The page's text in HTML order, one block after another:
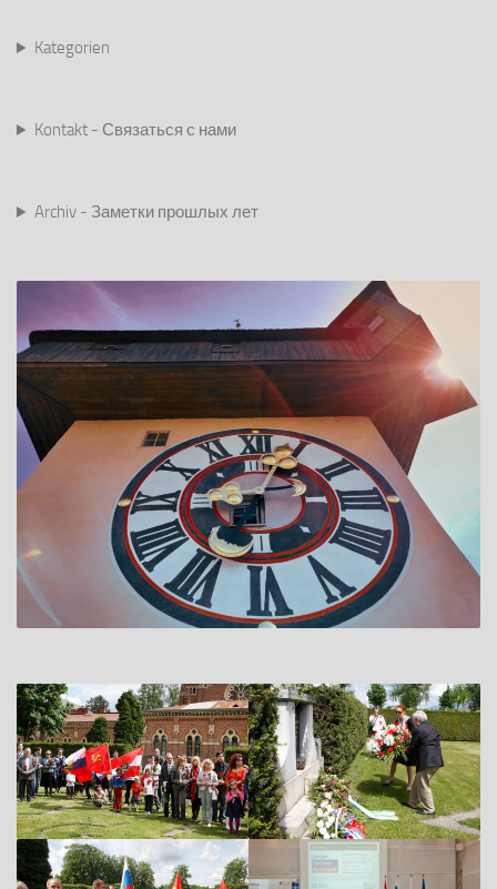
Kategorien
Kontakt - Связаться с нами
Archiv - Заметки прошлых лет